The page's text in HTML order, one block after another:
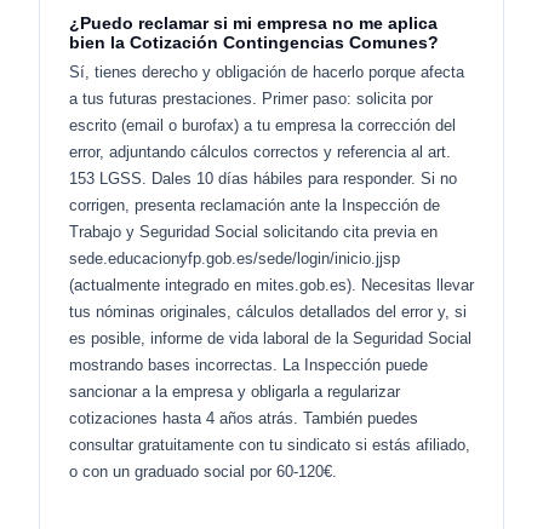
¿Puedo reclamar si mi empresa no me aplica
bien la Cotización Contingencias Comunes?
Sí, tienes derecho y obligación de hacerlo porque afecta
a tus futuras prestaciones. Primer paso: solicita por
escrito (email o burofax) a tu empresa la corrección del
error, adjuntando cálculos correctos y referencia al art.
153 LGSS. Dales 10 días hábiles para responder. Si no
corrigen, presenta reclamación ante la Inspección de
Trabajo y Seguridad Social solicitando cita previa en
sede.educacionyfp.gob.es/sede/login/inicio.jjsp
(actualmente integrado en mites.gob.es). Necesitas llevar
tus nóminas originales, cálculos detallados del error y, si
es posible, informe de vida laboral de la Seguridad Social
mostrando bases incorrectas. La Inspección puede
sancionar a la empresa y obligarla a regularizar
cotizaciones hasta 4 años atrás. También puedes
consultar gratuitamente con tu sindicato si estás afiliado,
o con un graduado social por 60-120€.